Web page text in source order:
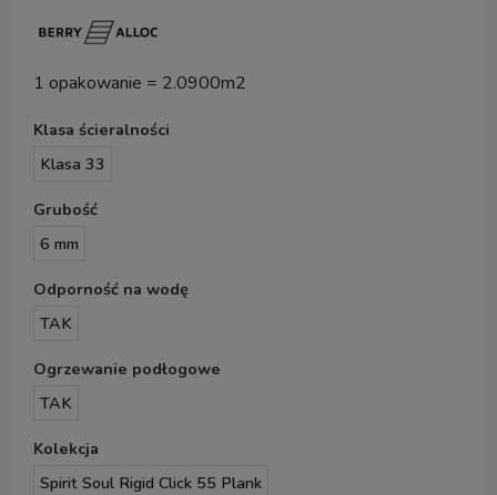
1 opakowanie = 2.0900m2
Klasa ścieralności
Klasa 33
Grubość
6 mm
Odporność na wodę
TAK
Ogrzewanie podłogowe
TAK
Kolekcja
Spirit Soul Rigid Click 55 Plank